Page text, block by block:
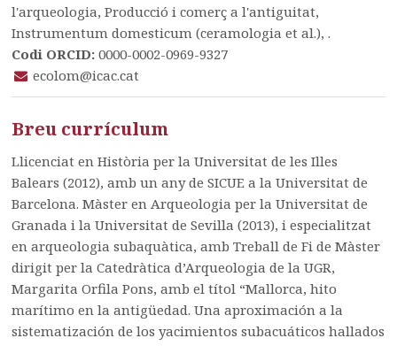
l'arqueologia, Producció i comerç a l'antiguitat,
Instrumentum domesticum (ceramologia et al.), .
Codi ORCID: 0000-0002-0969-9327
ecolom@icac.cat
Breu currículum
Llicenciat en Història per la Universitat de les Illes
Balears (2012), amb un any de SICUE a la Universitat de
Barcelona. Màster en Arqueologia per la Universitat de
Granada i la Universitat de Sevilla (2013), i especialitzat
en arqueologia subaquàtica, amb Treball de Fi de Màster
dirigit per la Catedràtica d’Arqueologia de la UGR,
Margarita Orfila Pons, amb el títol “Mallorca, hito
marítimo en la antigüedad. Una aproximación a la
sistematización de los yacimientos subacuáticos hallados